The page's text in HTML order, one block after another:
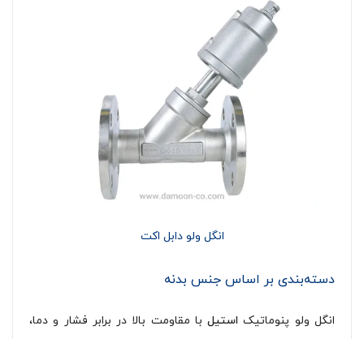
انگل ولو دابل اکت
دسته‌بندی بر اساس جنس بدنه
انگل ولو پنوماتیک استیلبا مقاومت بالا در برابر فشار و دما،